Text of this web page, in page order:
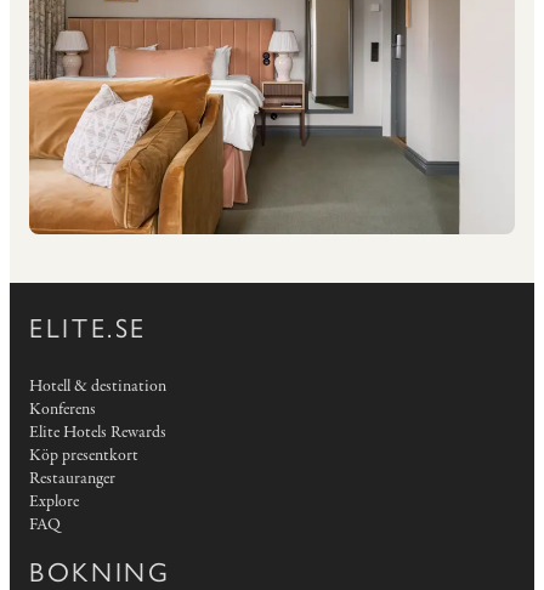
ELITE.SE
Hotell & destination
Konferens
Elite Hotels Rewards
Köp presentkort
Restauranger
Explore
FAQ
BOKNING